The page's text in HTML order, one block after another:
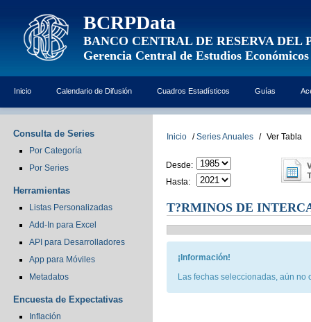
BCRPData
BANCO CENTRAL DE RESERVA DEL
Gerencia Central de Estudios Económicos
Inicio Calendario de Difusión Cuadros Estadísticos Guías
Consulta de Series
Por Categoría
Por Series
Herramientas
Listas Personalizadas
Add-In para Excel
API para Desarrolladores
App para Móviles
Metadatos
Encuesta de Expectativas
Inflación
Inicio / Series Anuales / Ver Tabla
Desde:
Hasta:
T?RMINOS DE
¡Información!
Las fechas seleccionadas, aún no